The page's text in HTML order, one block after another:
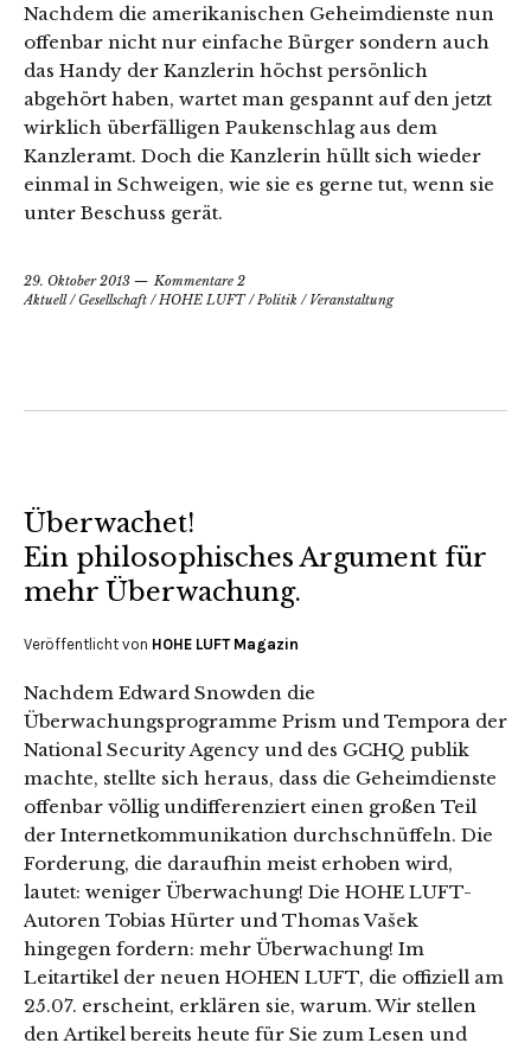
Nachdem die amerikanischen Geheimdienste nun
offenbar nicht nur einfache Bürger sondern auch
das Handy der Kanzlerin höchst persönlich
abgehört haben, wartet man gespannt auf den jetzt
wirklich überfälligen Paukenschlag aus dem
Kanzleramt. Doch die Kanzlerin hüllt sich wieder
einmal in Schweigen, wie sie es gerne tut, wenn sie
unter Beschuss gerät.
29. Oktober 2013
Kommentare 2
Aktuell/Gesellschaft /HOHE LUFT/Politik / Veranstaltung
Überwachet!
Ein philosophisches Argument für
mehr Überwachung.
Veröffentlicht von HOHE LUFT Magazin
Nachdem Edward Snowden die
Überwachungsprogramme Prism und Tempora der
National Security Agency und des GCHQ publik
machte, stellte sich heraus, dass die Geheimdienste
offenbar völlig undifferenziert einen großen Teil
der Internetkommunikation durchschnüffeln. Die
Forderung, die daraufhin meist erhoben wird,
lautet: weniger Überwachung! Die HOHE LUFT-
Autoren Tobias Hürter und Thomas Vašek
hingegen fordern: mehr Überwachung! Im
Leitartikel der neuen HOHEN LUFT, die offiziell am
25.07. erscheint, erklären sie, warum. Wir stellen
den Artikel bereits heute für Sie zum Lesen und